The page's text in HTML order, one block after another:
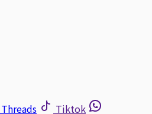
Threads
Tiktok